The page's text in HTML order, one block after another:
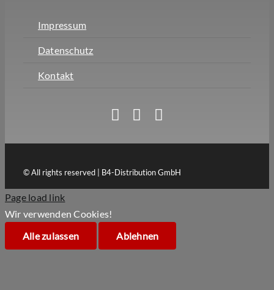
Impressum
Datenschutz
Kontakt
© All rights reserved | B4-Distribution GmbH
Page load link
Wir verwenden Cookies!
Alle zulassen
Ablehnen